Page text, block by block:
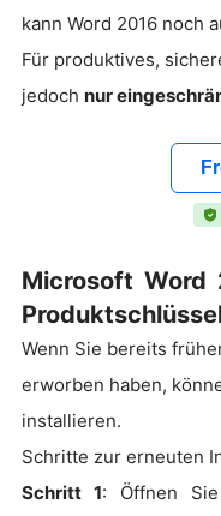
kann Word 2016 noch
Für produktives,
jedoch nur
Microsoft Word
Wenn Sie bereits
erworben haben,
installieren.
Schritte zur erneuten
Schritt 1: Öffnen